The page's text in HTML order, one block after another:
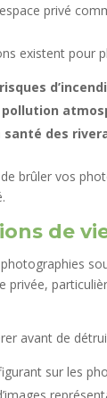
privé
existent pour
risques
pollution
santé des
de brûler vos
de
privée,
avant de
sur les